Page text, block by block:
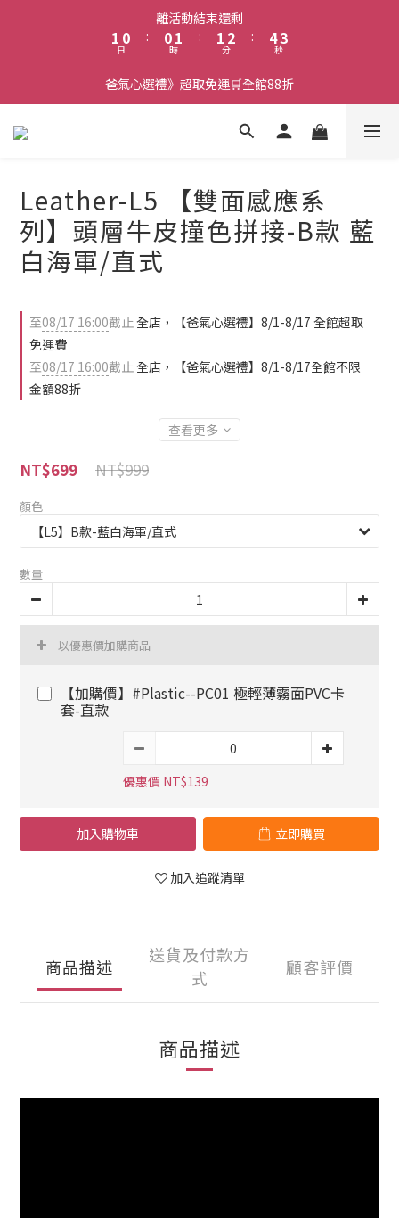
離活動結束還剩
1
0
0
日
:
1
0
2
1
0
時
:
2
1
0
3
2
1
0
分
:
4
3
2
1
2
1
0
秒
爸氣心選禮》超取免運🛒全館88折
Leather-L5 【雙面感應系
列】頭層牛皮撞色拼接-B款 藍
白海軍/直式
至08/17 16:00截止全店，【爸氣心選禮】8/1-8/17 全館超取
免運費
至08/17 16:00截止全店，【爸氣心選禮】8/1-8/17全館不限
金額88折
查看更多
NT$999
NT$699
顏色
數量
以優惠價加購商品
【加購價】#Plastic--PC01 極輕薄霧面PVC卡
套-直款
優惠價 NT$139
加入購物車 立即購買
加入追蹤清單
商品描述
送貨及付款方
式
顧客評價
商品描述